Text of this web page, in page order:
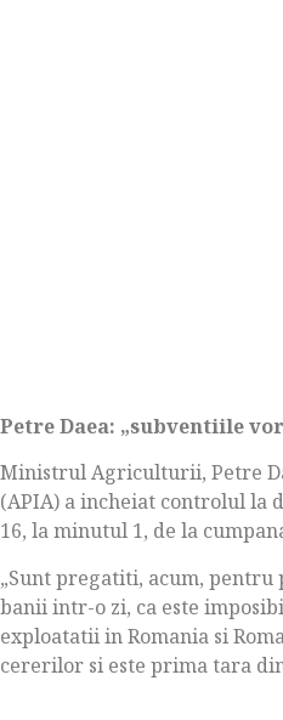
Petre Daea: „subventiile
Ministrul Agriculturii, Petre
(APIA) a incheiat controlul la
16, la minutul 1, de la
„Sunt pregatiti, acum, pentru
banii intr-o zi, ca este
exploatatii in Romania si
cererilor si este prima tara